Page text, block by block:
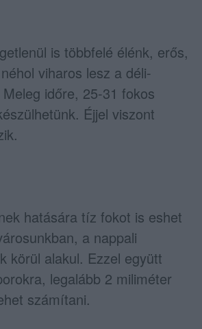
is többfelé élénk, erős,
viharos lesz a déli-
időre, 25-31 fokos
Éjjel viszont
hatására tíz fokot is eshet
a nappali
körül alakul. Ezzel együtt
legalább 2 miliméter
számítani.